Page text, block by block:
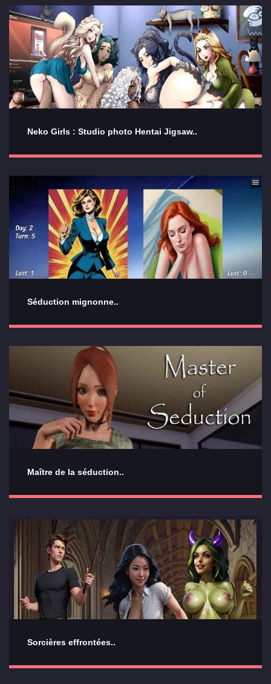
Neko Girls : Studio photo Hentai Jigsaw..
Séduction mignonne..
Maître de la séduction..
Sorcières effrontées..